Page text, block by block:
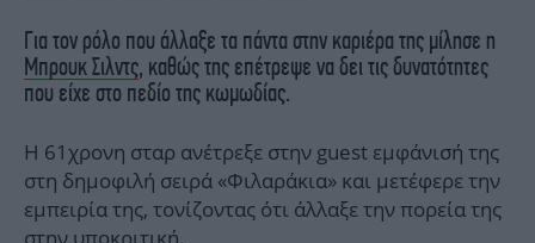
Για τον ρόλο που άλλαξε τα πάντα στην καριέρα της μίλησε η
Μπρουκ Σιλντς, καθώς της επέτρεψε να δει τις δυνατότητες
που είχε στο πεδίο της κωμωδίας.
Η 61χρονη σταρ ανέτρεξε στην guest εμφάνισή της
στη δημοφιλή σειρά «Φιλαράκια» και μετέφερε την
εμπειρία της, τονίζοντας ότι άλλαξε την πορεία της